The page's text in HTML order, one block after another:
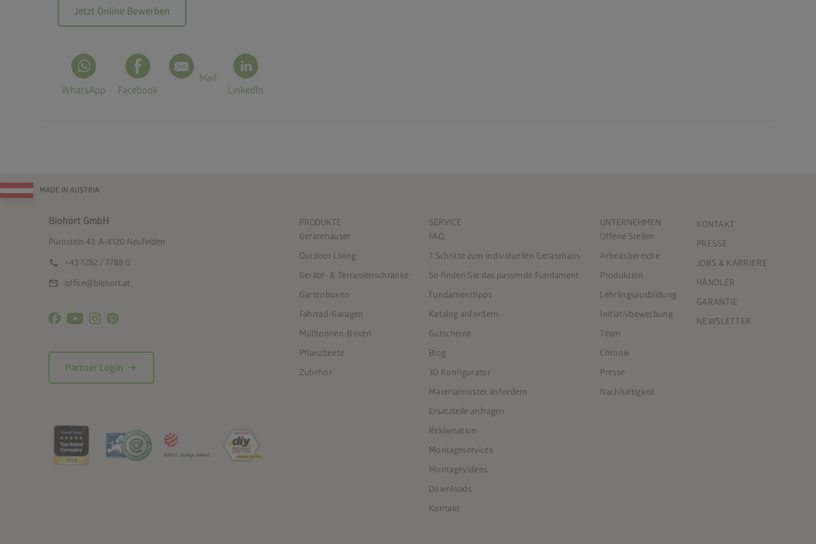
Jetzt Online Bewerben
WhatsApp Facebook
Mail
LinkedIn
MADE IN AUSTRIA
Biohort GmbH
Pürnstein 43, A-4120 Neufelden
call +43 7282 / 7788 0
mail office@biohort.at
Partner Login arrow_right_alt
PRODUKTE
Gerätehäuser
Outdoor Living
Geräte- & Terrassenschränke
Gartenboxen
Fahrrad-Garagen
Mülltonnen-Boxen
Pflanzbeete
Zubehör
SERVICE
FAQ
7 Schritte zum individuellen Gerätehaus
So finden Sie das passende Fundament
Fundamenttipps
Katalog anfordern
Gutscheine
Blog
3D Konfigurator
Materialmuster anfordern
Ersatzteile anfragen
Reklamation
Montageservices
Montagevideos
Downloads
Kontakt
UNTERNEHMEN
Offene Stellen
Arbeitsbereiche
Produktion
Lehrlingsausbildung
Initiativbewerbung
Team
Chronik
Presse
Nachhaltigkeit
KONTAKT
PRESSE
JOBS & KARRIERE
HÄNDLER
GARANTIE
NEWSLETTER